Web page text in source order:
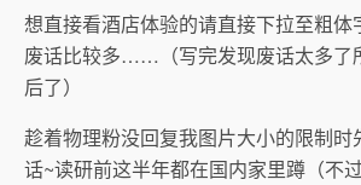
想直接看酒店体验的请直接下拉至粗体
废话比较多……（写完发现废话太多了
后了）
趁着物理粉没回复我图片大小的限制时
话~读研前这半年都在国内家里蹲（不